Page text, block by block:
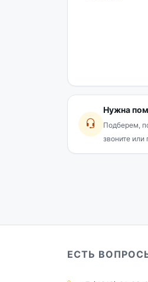
Нужна
Подберем,
звоните или
ЕСТЬ